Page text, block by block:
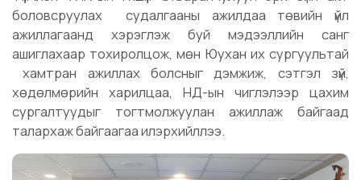
боловсруулах судалгааны ажилдаа төвийн үйл
ажиллагаанд хэрэглэж буй мэдээллийн санг
ашиглахаар тохиролцож, мөн Юухан их сургуультай
хамтран ажиллах болсныг дэмжиж, сэтгэл зүй,
хөдөлмөрийн харилцаа, НД-ын чиглэлээр цахим
сургалтуудыг тогтмолжуулан ажиллаж байгаад
талархаж байгаагаа илэрхийллээ.